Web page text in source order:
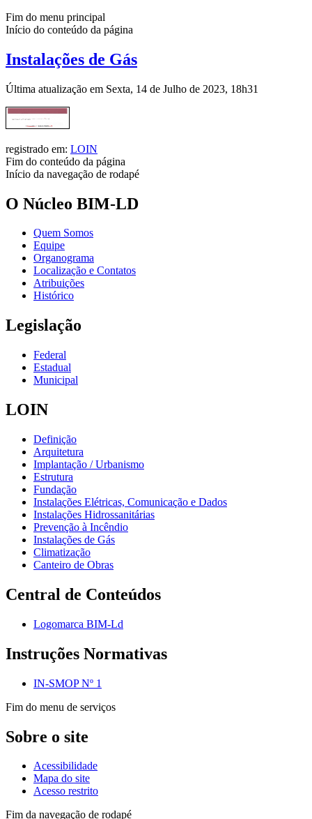
Fim do menu principal
Início do conteúdo da página
Instalações de Gás
Última atualização em Sexta, 14 de Julho de 2023, 18h31
registrado em: LOIN
Fim do conteúdo da página
Início da navegação de rodapé
O Núcleo BIM-LD
Quem Somos
Equipe
Organograma
Localização e Contatos
Atribuições
Histórico
Legislação
Federal
Estadual
Municipal
LOIN
Definição
Arquitetura
Implantação / Urbanismo
Estrutura
Fundação
Instalações Elétricas, Comunicação e Dados
Instalações Hidrossanitárias
Prevenção à Incêndio
Instalações de Gás
Climatização
Canteiro de Obras
Central de Conteúdos
Logomarca BIM-Ld
Instruções Normativas
IN-SMOP Nº 1
Fim do menu de serviços
Sobre o site
Acessibilidade
Mapa do site
Acesso restrito
Fim da navegação de rodapé